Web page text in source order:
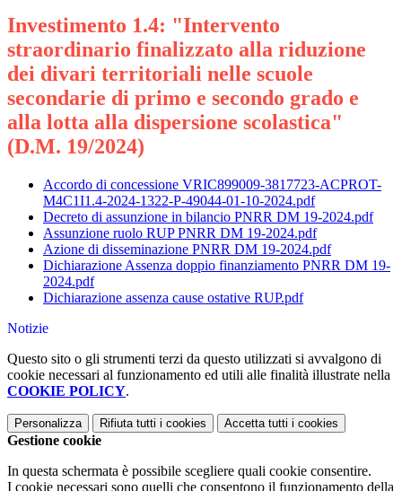
Investimento 1.4: "Intervento
straordinario finalizzato alla riduzione
dei divari territoriali nelle scuole
secondarie di primo e secondo grado e
alla lotta alla dispersione scolastica"
(D.M. 19/2024)
Accordo di concessione VRIC899009-3817723-ACPROT-
M4C1I1.4-2024-1322-P-49044-01-10-2024.pdf
Decreto di assunzione in bilancio PNRR DM 19-2024.pdf
Assunzione ruolo RUP PNRR DM 19-2024.pdf
Azione di disseminazione PNRR DM 19-2024.pdf
Dichiarazione Assenza doppio finanziamento PNRR DM 19-
2024.pdf
Dichiarazione assenza cause ostative RUP.pdf
Notizie
Questo sito o gli strumenti terzi da questo utilizzati si avvalgono di
cookie necessari al funzionamento ed utili alle finalità illustrate nella
COOKIE POLICY.
Personalizza Rifiuta tutti i cookies Accetta tutti i cookies
Gestione cookie
In questa schermata è possibile scegliere quali cookie consentire.
I cookie necessari sono quelli che consentono il funzionamento della